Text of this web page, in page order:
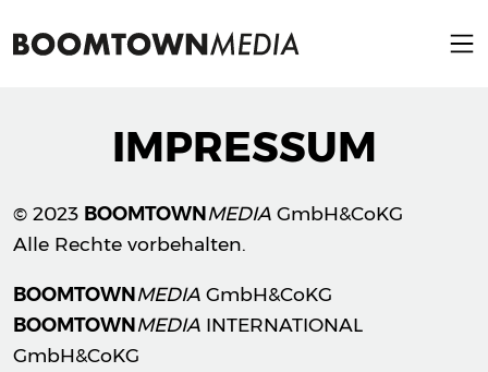
IMPRESSUM
© 2023 BOOMTOWNMEDIAGmbH&CoKG
Alle Rechte vorbehalten.
BOOMTOWNMEDIAGmbH&CoKG
BOOMTOWNMEDIAINTERNATIONAL
GmbH&CoKG